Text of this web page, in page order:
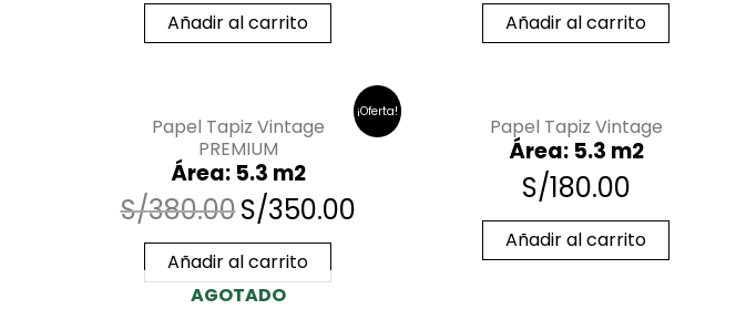
Añadir al carrito Añadir al carrito
¡Oferta!
Papel Tapiz Vintage
PREMIUM
Área: 5.3 m2
S/380.00S/350.00
Añadir al carrito
Papel Tapiz Vintage
Área: 5.3 m2
S/180.00
Añadir al carrito
AGOTADO